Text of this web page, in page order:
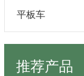
平板车
推荐产品